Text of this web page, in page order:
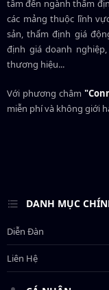
tâm đến ngành thẩm
các mảng thuộc lĩnh
sản, thẩm định giá
định giá doanh
thương hiệu...
Với phương châm
miễn phí và không giới
DANH MỤC
Diễn Đàn
Liên Hệ